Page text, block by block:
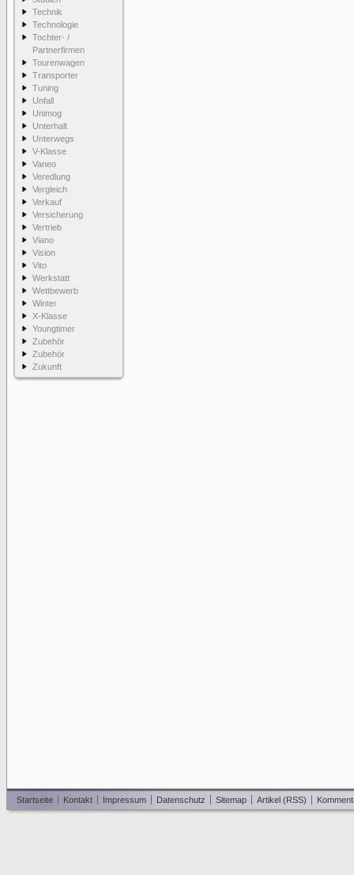
Technik
Technologie
Tochter- /
Partnerfirmen
Tourenwagen
Transporter
Tuning
Unfall
Unimog
Unterhalt
Unterwegs
V-Klasse
Vaneo
Veredlung
Vergleich
Verkauf
Versicherung
Vertrieb
Viano
Vision
Vito
Werkstatt
Wettbewerb
Winter
X-Klasse
Youngtimer
Zubehör
Zubehör
Zukunft
Startseite Kontakt Impressum Datenschutz Sitemap Artikel (RSS)